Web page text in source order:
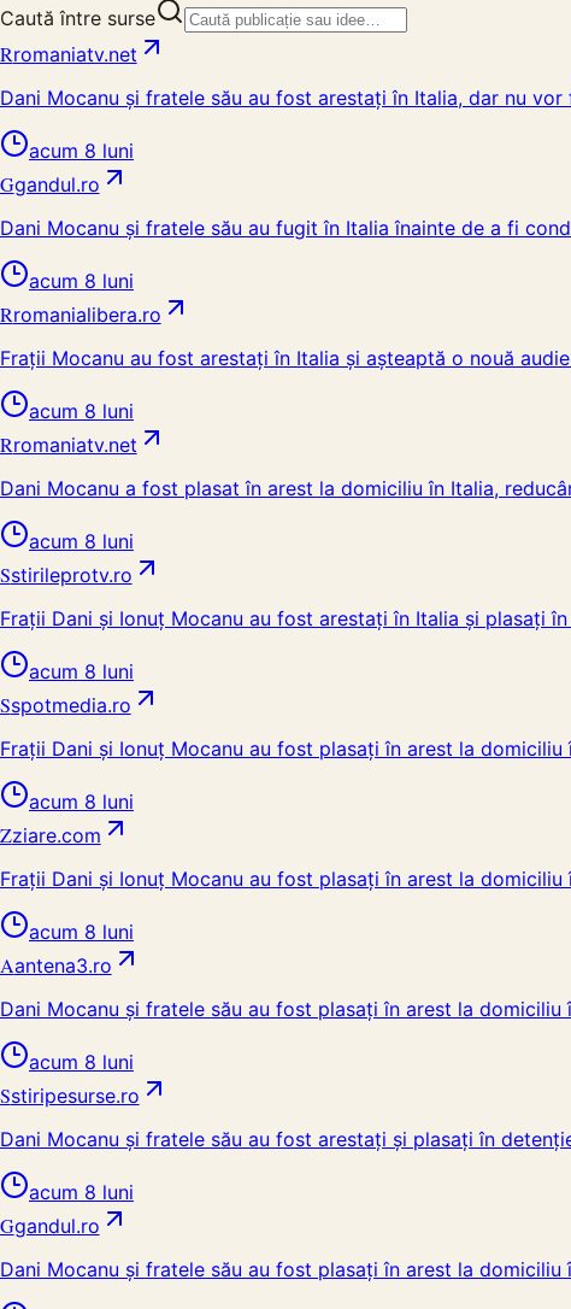
Caută între surse
Rromaniatv.net
Dani Mocanu și fratele său au fost arestați în Italia, dar nu vor
acum 8 luni
Ggandul.ro
Dani Mocanu și fratele său au fugit în Italia înainte de a fi
acum 8 luni
Rromanialibera.ro
Frații Mocanu au fost arestați în Italia și așteaptă o nouă
acum 8 luni
Rromaniatv.net
Dani Mocanu a fost plasat în arest la domiciliu în Italia,
acum 8 luni
Sstirileprotv.ro
Frații Dani și Ionuț Mocanu au fost arestați în Italia și plasați
acum 8 luni
Sspotmedia.ro
Frații Dani și Ionuț Mocanu au fost plasați în arest la
acum 8 luni
Zziare.com
Frații Dani și Ionuț Mocanu au fost plasați în arest la
acum 8 luni
Aantena3.ro
Dani Mocanu și fratele său au fost plasați în arest la
acum 8 luni
Sstiripesurse.ro
Dani Mocanu și fratele său au fost arestați și plasați în
acum 8 luni
Ggandul.ro
Dani Mocanu și fratele său au fost plasați în arest la